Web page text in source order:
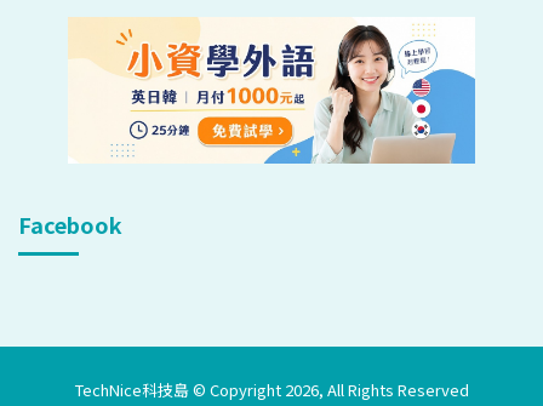
Facebook
TechNice科技島 © Copyright 2026, All Rights Reserved